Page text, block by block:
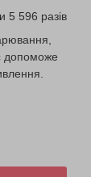
5 596 разів
допоможе